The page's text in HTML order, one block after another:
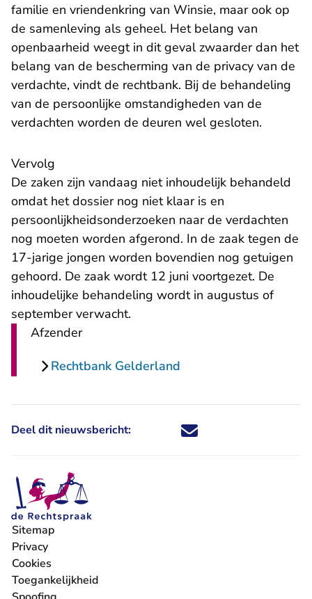
familie en vriendenkring van Winsie, maar ook op
de samenleving als geheel. Het belang van
openbaarheid weegt in dit geval zwaarder dan het
belang van de bescherming van de privacy van de
verdachte, vindt de rechtbank. Bij de behandeling
van de persoonlijke omstandigheden van de
verdachten worden de deuren wel gesloten.
Vervolg
De zaken zijn vandaag niet inhoudelijk behandeld
omdat het dossier nog niet klaar is en
persoonlijkheidsonderzoeken naar de verdachten
nog moeten worden afgerond. In de zaak tegen de
17-jarige jongen worden bovendien nog getuigen
gehoord. De zaak wordt 12 juni voortgezet. De
inhoudelijke behandeling wordt in augustus of
september verwacht.
Afzender
Rechtbank Gelderland
Deel dit nieuwsbericht: Deel dit nieuwsbericht via X -
Deel dit nieuwsbericht via
Deel dit nieuwsbericht
Deel dit
Sitemap
Privacy
Cookies
Toegankelijkheid